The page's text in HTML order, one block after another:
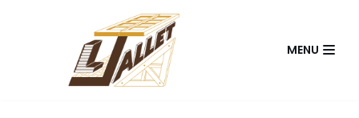
MENU